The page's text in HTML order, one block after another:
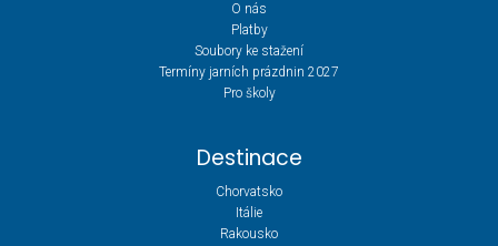
O nás
Platby
Soubory ke stažení
Termíny jarních prázdnin 2027
Pro školy
Destinace
Chorvatsko
Itálie
Rakousko